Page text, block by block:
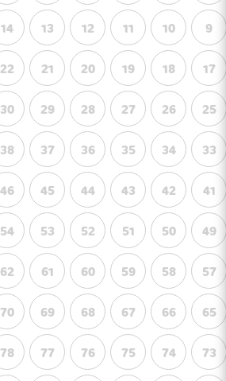
9
10
11
12
13
14
17
18
19
20
21
22
25
26
27
28
29
30
33
34
35
36
37
38
41
42
43
44
45
46
49
50
51
52
53
54
57
58
59
60
61
62
65
66
67
68
69
70
73
74
75
76
77
78